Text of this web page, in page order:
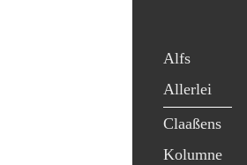
Alfs
Allerlei
Claaßens
Kolumne